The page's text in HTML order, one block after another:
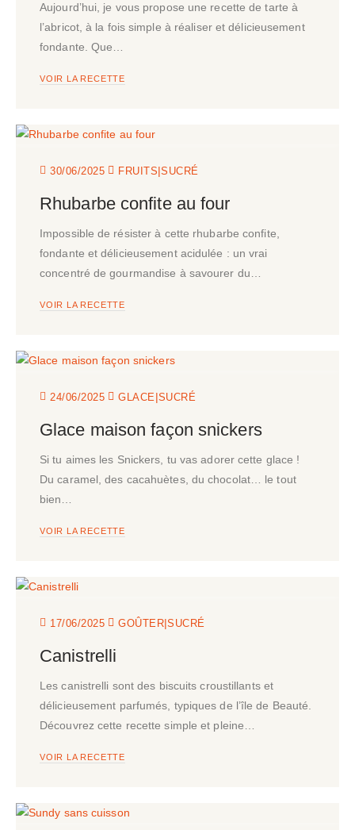
Aujourd’hui, je vous propose une recette de tarte à
l’abricot, à la fois simple à réaliser et délicieusement
fondante. Que…
VOIR LA RECETTE
30/06/2025 FRUITS|SUCRÉ
Rhubarbe confite au four
Impossible de résister à cette rhubarbe confite,
fondante et délicieusement acidulée : un vrai
concentré de gourmandise à savourer du…
VOIR LA RECETTE
24/06/2025 GLACE |SUCRÉ
Glace maison façon snickers
Si tu aimes les Snickers, tu vas adorer cette glace !
Du caramel, des cacahuètes, du chocolat… le tout
bien…
VOIR LA RECETTE
17/06/2025 GOÛTER|SUCRÉ
Canistrelli
Les canistrelli sont des biscuits croustillants et
délicieusement parfumés, typiques de l’île de Beauté.
Découvrez cette recette simple et pleine…
VOIR LA RECETTE